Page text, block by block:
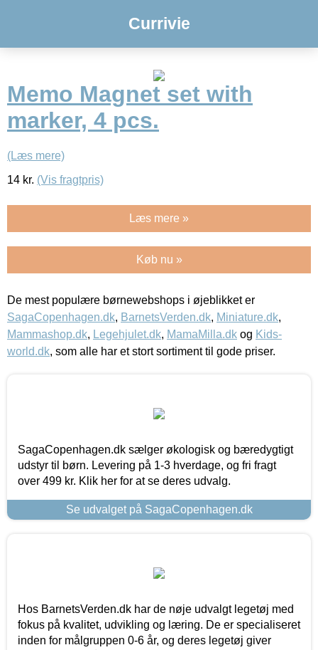
Currivie
Memo Magnet set with
marker, 4 pcs.
(Læs mere)
14 kr. (Vis fragtpris)
Læs mere »
Køb nu »
De mest populære børnewebshops i øjeblikket er
SagaCopenhagen.dk, BarnetsVerden.dk, Miniature.dk,
Mammashop.dk, Legehjulet.dk, MamaMilla.dk og Kids-
world.dk, som alle har et stort sortiment til gode priser.
SagaCopenhagen.dk sælger økologisk og bæredygtigt
udstyr til børn. Levering på 1-3 hverdage, og fri fragt
over 499 kr. Klik her for at se deres udvalg.
Se udvalget på SagaCopenhagen.dk
Hos BarnetsVerden.dk har de nøje udvalgt legetøj med
fokus på kvalitet, udvikling og læring. De er specialiseret
inden for målgruppen 0-6 år, og deres legetøj giver